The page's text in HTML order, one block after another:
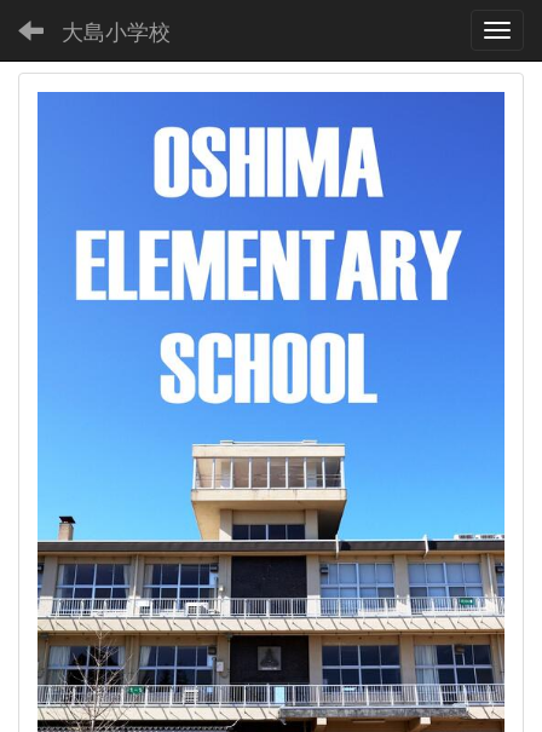
大島小学校